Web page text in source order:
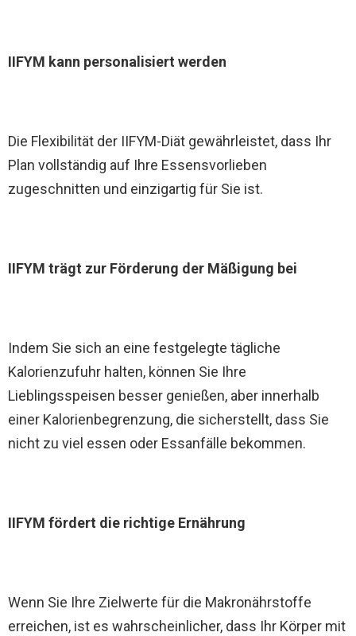
IIFYM kann personalisiert werden
Die Flexibilität der IIFYM-Diät gewährleistet, dass Ihr
Plan vollständig auf Ihre Essensvorlieben
zugeschnitten und einzigartig für Sie ist.
IIFYM trägt zur Förderung der Mäßigung bei
Indem Sie sich an eine festgelegte tägliche
Kalorienzufuhr halten, können Sie Ihre
Lieblingsspeisen besser genießen, aber innerhalb
einer Kalorienbegrenzung, die sicherstellt, dass Sie
nicht zu viel essen oder Essanfälle bekommen.
IIFYM fördert die richtige Ernährung
Wenn Sie Ihre Zielwerte für die Makronährstoffe
erreichen, ist es wahrscheinlicher, dass Ihr Körper mit